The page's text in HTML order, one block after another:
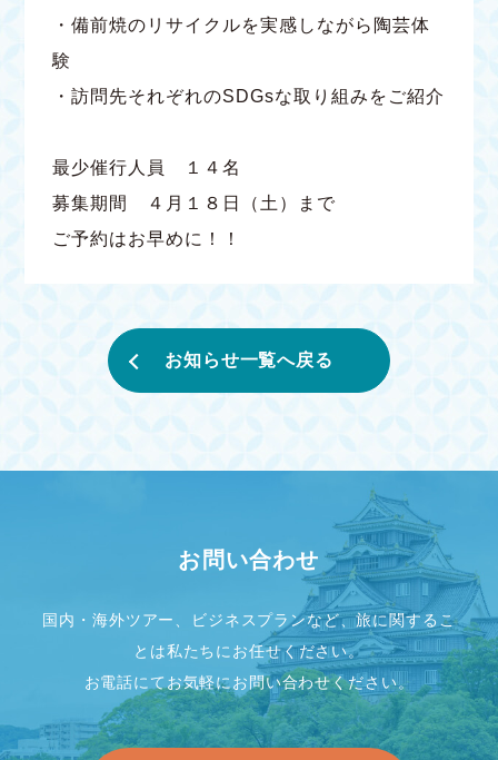
・備前焼のリサイクルを実感しながら陶芸体
験
・訪問先それぞれのSDGsな取り組みをご紹介
最少催行人員 １４名
募集期間 ４月１８日（土）まで
ご予約はお早めに！！
お知らせ一覧へ戻る
お問い合わせ
国内・海外ツアー、ビジネスプランなど、旅に関するこ
とは私たちにお任せください。
お電話にてお気軽にお問い合わせください。